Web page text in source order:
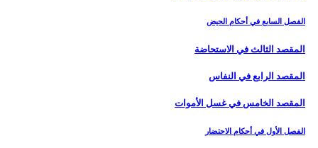
الفصل السابع في أحكام الحيض
المقصد الثالث في الاستحاضة
المقصد الرابع في النفاس‏
المقصد الخامس في غسل الأموات‏
الفصل الأول في أحكام الاحتضار